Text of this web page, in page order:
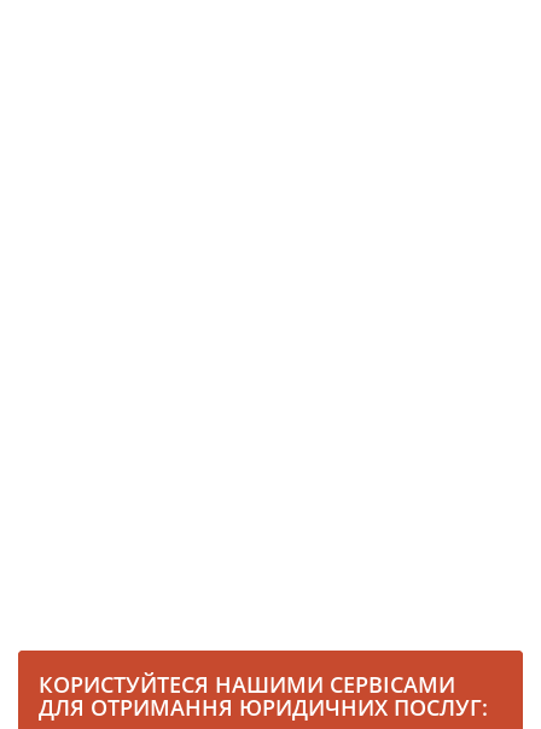
КОРИСТУЙТЕСЯ НАШИМИ СЕРВІСАМИ
ДЛЯ ОТРИМАННЯ ЮРИДИЧНИХ ПОСЛУГ: